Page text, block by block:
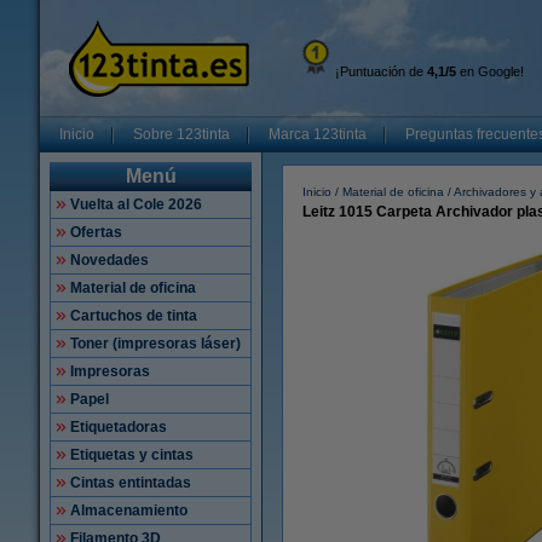
¡Puntuación de 4,1/5 en Google!
Inicio Sobre 123tinta Marca 123tinta Preguntas
Menú
Vuelta al Cole 2026
Ofertas
Novedades
Material de oficina
Cartuchos de tinta
Toner (impresoras láser)
Impresoras
Papel
Etiquetadoras
Etiquetas y cintas
Cintas entintadas
Almacenamiento
Filamento 3D
Inicio Material de oficina Archivadores y
Leitz 1015 Carpeta Archivador